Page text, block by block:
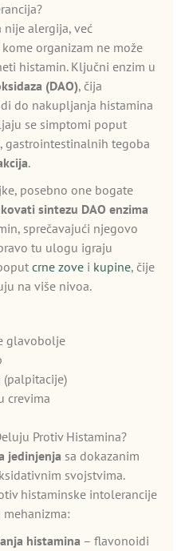
alergija, već
kome organizam ne može
histamin. Ključni enzim u
(DAO), čija
do nakupljanja histamina
se simptomi poput
gastrointestinalnih tegoba
.
posebno one bogate
sintezu DAO enzima
sprečavajući njegovo
tu ulogu igraju
crne zove i kupine, čije
na više nivoa.
glavobolje
(palpitacije)
crevima
Protiv Histamina?
jedinjenja sa dokazanim
svojstvima.
histaminske intolerancije
histamina – flavonoidi